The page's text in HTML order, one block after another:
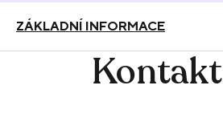
ZÁKLADNÍ INFORMACE
Kontakt